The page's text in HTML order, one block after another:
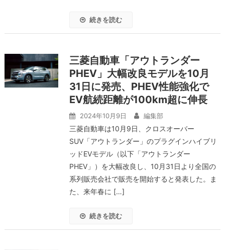
続きを読む
三菱自動車「アウトランダー
PHEV」大幅改良モデルを10月
31日に発売、PHEV性能強化で
EV航続距離が100km超に伸長
2024年10月9日 編集部
三菱自動車は10月9日、クロスオーバー
SUV「アウトランダー」のプラグインハイブリ
ッドEVモデル（以下「アウトランダー
PHEV」）を大幅改良し、10月31日より全国の
系列販売会社で販売を開始すると発表した。ま
た、来年春に […]
続きを読む